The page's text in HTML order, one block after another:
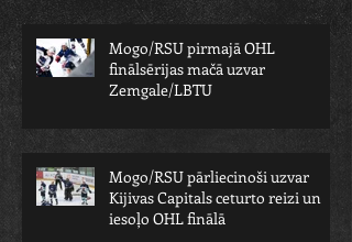
Mogo/RSU pirmajā OHL
finālsērijas mačā uzvar
Zemgale/LBTU
Mogo/RSU pārliecinoši uzvar
Kijivas Capitals ceturto reizi un
iesoļo OHL finālā